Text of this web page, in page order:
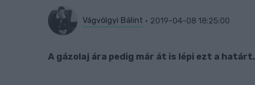
Vágvölgyi Bálint 2019-04-08 18:25:00
A gázolaj ára pedig már át is lépi ezt a határt.